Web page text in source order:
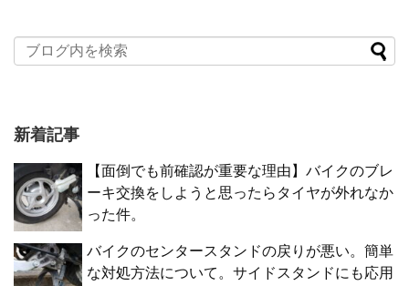
新着記事
【面倒でも前確認が重要な理由】バイクのブレ
ーキ交換をしようと思ったらタイヤが外れなか
った件。
バイクのセンタースタンドの戻りが悪い。簡単
な対処方法について。サイドスタンドにも応用